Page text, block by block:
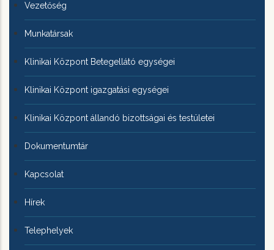
Vezetőség
Munkatársak
Klinikai Központ Betegellátó egységei
Klinikai Központ igazgatási egységei
Klinikai Központ állandó bizottságai és testületei
Dokumentumtár
Kapcsolat
Hírek
Telephelyek